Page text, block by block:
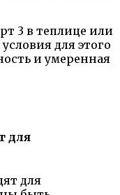
3 в теплице или
для этого
и умеренная
для
для